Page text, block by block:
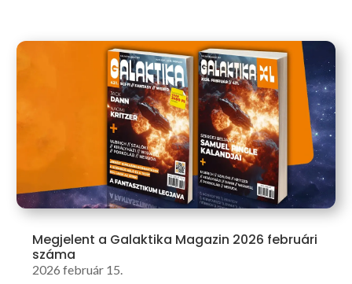
Megjelent a Galaktika Magazin 2026 februári
száma
2026 február 15.